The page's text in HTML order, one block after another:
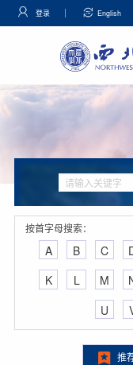
登录 English
按首字母搜索：
A B C
K
L M
U
推